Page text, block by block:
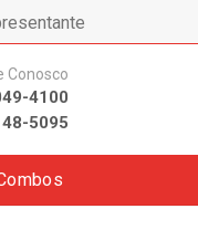
Conosco
4100
5095